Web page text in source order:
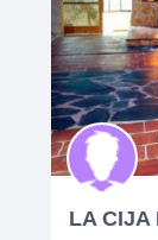
LA CIJA